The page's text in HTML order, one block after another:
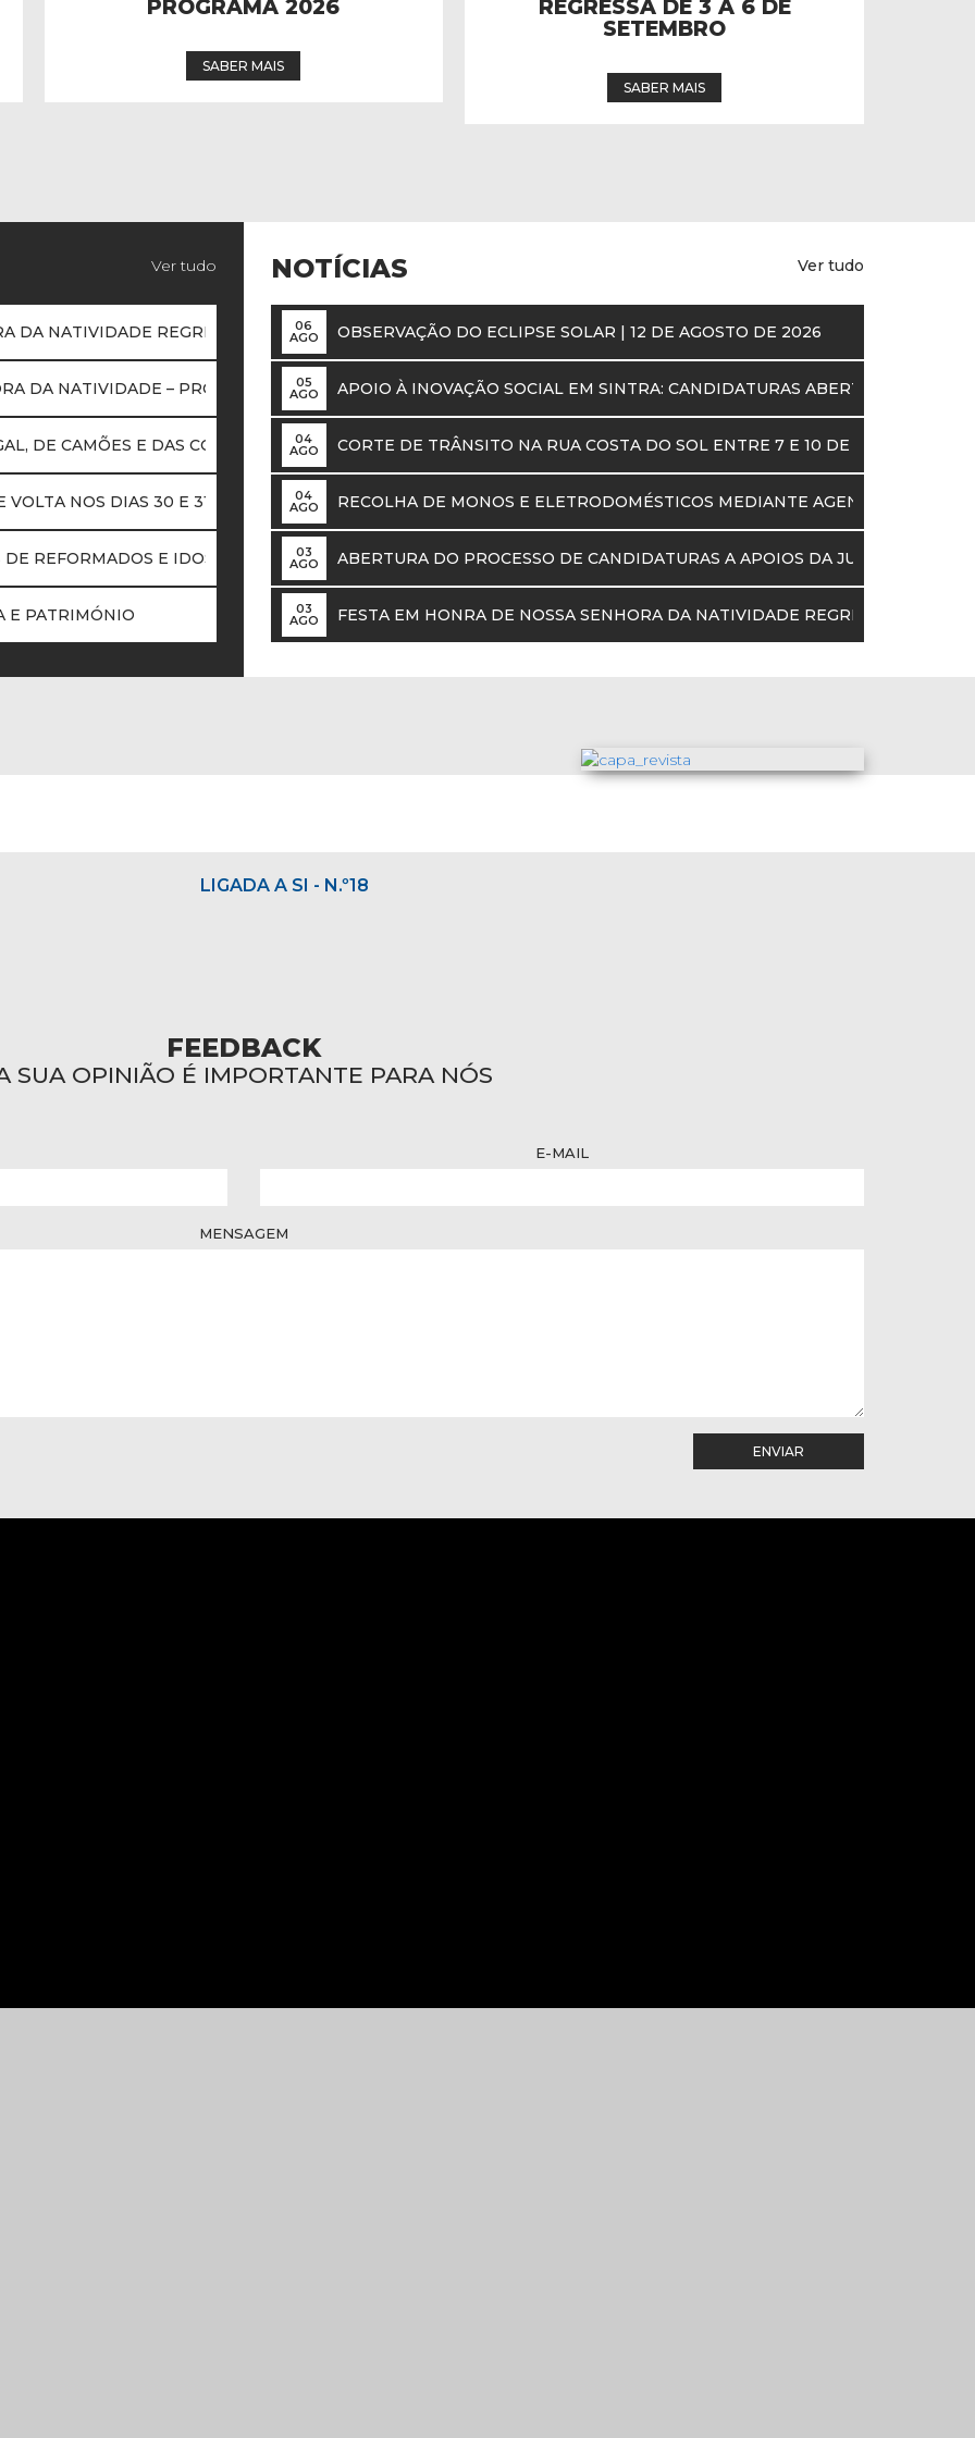
REGRESSA DE 3 A 6 DE
S. MIGUEL DE ODRINHAS
Ver tudo
DA NATIVIDADE REGRESSA DE 3 A 6 DE SETEMBRO
DA NATIVIDADE – PROGRAMA 2026
DE CAMÕES E DAS COMUNIDADES PORTUGUESAS
NOS DIAS 30 E 31 DE MAIO!
REFORMADOS E IDOSOS DO CONCELHO DE SINTRA
E PATRIMÓNIO
NOTÍCIAS Ver tudo
06
AGO OBSERVAÇÃO DO ECLIPSE SOLAR | 12 DE AGOSTO DE 2026
05
AGO APOIO À INOVAÇÃO SOCIAL EM SINTRA: CANDIDATURAS ABERTAS PARA O
04
AGO CORTE DE TRÂNSITO NA RUA COSTA DO SOL ENTRE 7 E 10 DE AGOSTO
04
AGO RECOLHA DE MONOS E ELETRODOMÉSTICOS MEDIANTE AGENDAMENTO
03
AGO ABERTURA DO PROCESSO DE CANDIDATURAS A APOIOS DA JUNTA DE
03
AGO FESTA EM HONRA DE NOSSA SENHORA DA NATIVIDADE REGRESSA DE 3 A 6
LIGADA A SI - N.º18
FEEDBACK
SUA OPINIÃO É IMPORTANTE PARA NÓS
E-MAIL
MENSAGEM
ENVIAR